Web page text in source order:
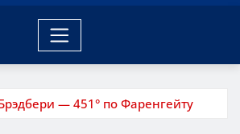
— 451° по Фаренгейту